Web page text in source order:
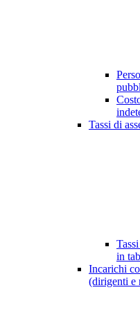
Tassi di
in
Incarichi
(dirigenti e